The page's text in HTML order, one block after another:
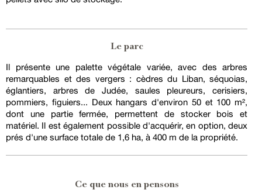
Le parc
Il présente une palette végétale variée, avec des arbres
remarquables et des vergers : cèdres du Liban, séquoias,
églantiers, arbres de Judée, saules pleureurs, cerisiers,
pommiers, figuiers... Deux hangars d'environ 50 et 100 m²,
dont une partie fermée, permettent de stocker bois et
matériel. Il est également possible d'acquérir, en option, deux
prés d'une surface totale de 1,6 ha, à 400 m de la propriété.
Ce que nous en pensons